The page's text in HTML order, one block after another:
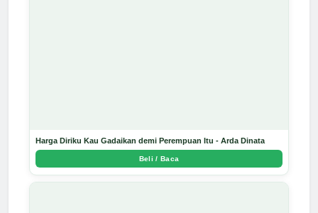
Harga Diriku Kau Gadaikan demi Perempuan Itu - Arda Dinata
Beli / Baca